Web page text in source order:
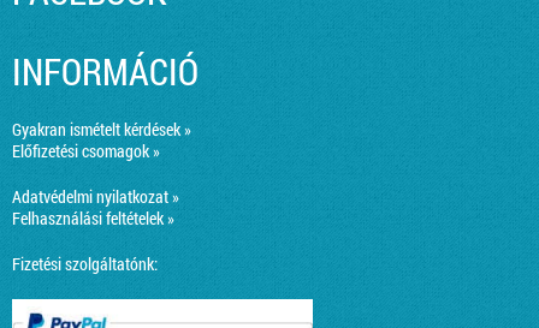
INFORMÁCIÓ
Gyakran ismételt kérdések »
Előfizetési csomagok »
Adatvédelmi nyilatkozat »
Felhasználási feltételek »
Fizetési szolgáltatónk: